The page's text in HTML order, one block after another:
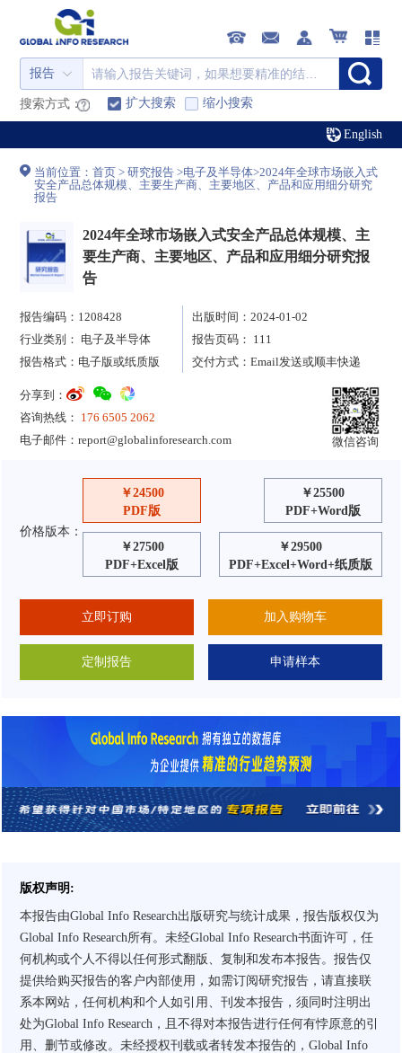
报告
搜索方式： 扩大搜索 缩小搜索
English
当前位置：首页> 研究报告>电子及半导体>2024年全球市场嵌入式
安全产品总体规模、主要生产商、主要地区、产品和应用细分研究
报告
2024年全球市场嵌入式安全产品总体规模、主
要生产商、主要地区、产品和应用细分研究报
告
报告编码：1208428
出版时间：2024-01-02
行业类别： 电子及半导体
报告页码： 111
报告格式：电子版或纸质版
交付方式：Email发送或顺丰快递
分享到：
咨询热线： 176 6505 2062
电子邮件：report@globalinforesearch.com 微信咨询
价格版本：
￥24500
PDF版
￥25500
PDF+Word版
￥27500
PDF+Excel版
￥29500
PDF+Excel+Word+纸质版
立即订购 加入购物车
定制报告 申请样本
版权声明:
本报告由Global Info Research出版研究与统计成果，报告版权仅为
Global Info Research所有。未经Global Info Research书面许可，任
何机构或个人不得以任何形式翻版、复制和发布本报告。报告仅
提供给购买报告的客户内部使用，如需订阅研究报告，请直接联
系本网站，任何机构和个人如引用、刊发本报告，须同时注明出
处为Global Info Research，且不得对本报告进行任何有悖原意的引
用、删节或修改。未经授权刊载或者转发本报告的，Global Info